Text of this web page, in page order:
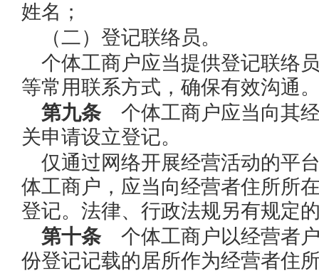
姓名；
（二）登记联络员。
个体工商户应当提供登记联络
等常用联系方式，确保有效沟通
第九条个体工商户应当向其
关申请设立登记。
仅通过网络开展经营活动的平
体工商户，应当向经营者住所所
登记。法律、行政法规另有规定
第十条个体工商户以经营者
份登记记载的居所作为经营者住